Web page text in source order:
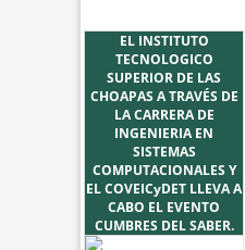
EL INSTITUTO
TECNOLOGICO
SUPERIOR DE LAS
CHOAPAS A TRAVÉS DE
LA CARRERA DE
INGENIERIA EN
SISTEMAS
COMPUTACIONALES Y
EL COVEICyDET LLEVA A
CABO EL EVENTO
CUMBRES DEL SABER.